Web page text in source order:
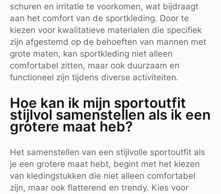
schuren en irritatie te voorkomen, wat bijdraagt
aan het comfort van de sportkleding. Door te
kiezen voor kwalitatieve materialen die specifiek
zijn afgestemd op de behoeften van mannen met
grote maten, kan sportkleding niet alleen
comfortabel zitten, maar ook duurzaam en
functioneel zijn tijdens diverse activiteiten.
Hoe kan ik mijn sportoutfit
stijlvol samenstellen als ik een
grotere maat heb?
Het samenstellen van een stijlvolle sportoutfit als
je een grotere maat hebt, begint met het kiezen
van kledingstukken die niet alleen comfortabel
zijn, maar ook flatterend en trendy. Kies voor